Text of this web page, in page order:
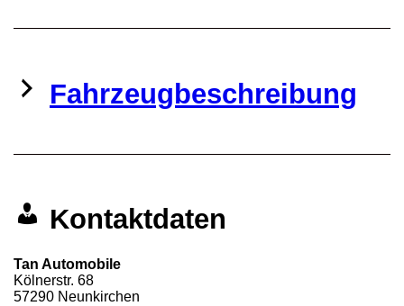
Fahrzeugbeschreibung
Kontaktdaten
Tan Automobile
Kölnerstr. 68
57290 Neunkirchen